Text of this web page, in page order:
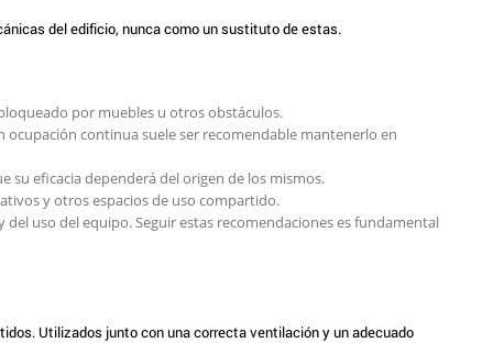
del edificio, nunca como un sustituto de estas.
por muebles u otros obstáculos.
ocupación continua suele ser recomendable mantenerlo en
su eficacia dependerá del origen de los mismos.
y otros espacios de uso compartido.
uso del equipo. Seguir estas recomendaciones es fundamental
Utilizados junto con una correcta ventilación y un adecuado